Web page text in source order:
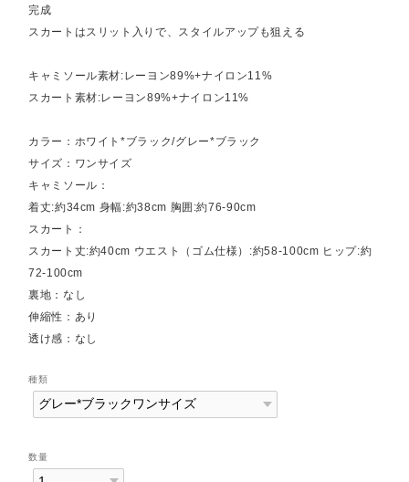
完成
スカートはスリット入りで、スタイルアップも狙える
キャミソール素材:レーヨン89%+ナイロン11%
スカート素材:レーヨン89%+ナイロン11%
カラー：ホワイト*ブラック/グレー*ブラック
サイズ：ワンサイズ
キャミソール：
着丈:約34cm 身幅:約38cm 胸囲:約76-90cm
スカート：
スカート丈:約40cm ウエスト（ゴム仕様）:約58-100cm ヒップ:約
72-100cm
裏地：なし
伸縮性：あり
透け感：なし
種類
数量